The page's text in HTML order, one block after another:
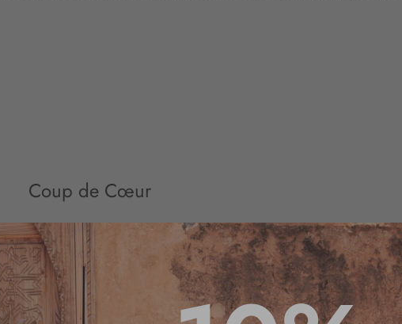
Coup de Cœur
ACCESSOIRES DRESSING CHIC